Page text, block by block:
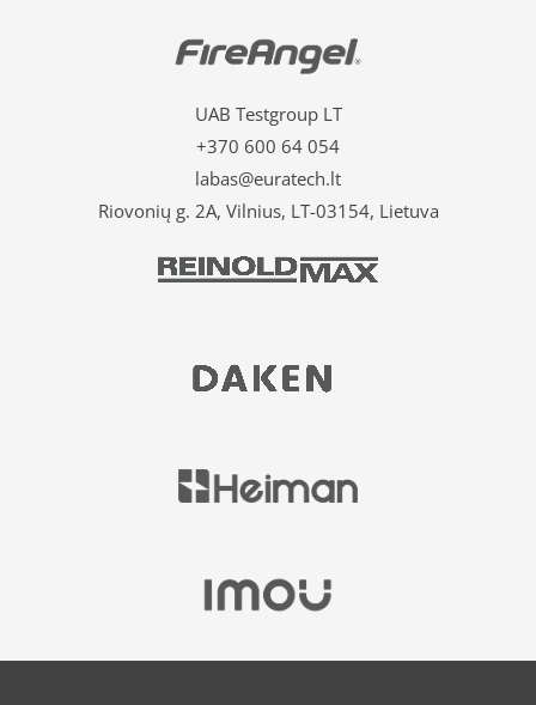
UAB Testgroup LT
+370 600 64 054
labas@euratech.lt
Riovonių g. 2A, Vilnius, LT-03154, Lietuva